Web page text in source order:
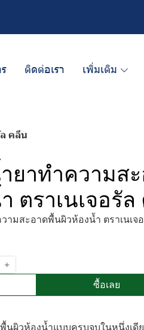
ติดต่อเรา เพิ่มเติม
คลีน
ยาทำความส
ตราเนเจอรั
ามสะอาดพื้นผิวห้องน้ำ ตราเนเจ
ซื้อเลย
ผิวห้องน้ำแบบครบจบในหนึ่งเดี